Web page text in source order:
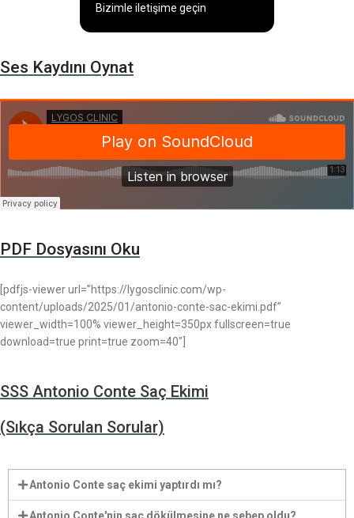
Bizimle iletişime geçin
Ses Kaydını Oynat
PDF Dosyasını Oku
[pdfjs-viewer url=”https://lygosclinic.com/wp-
content/uploads/2025/01/antonio-conte-sac-ekimi.pdf”
viewer_width=100% viewer_height=350px fullscreen=true
download=true print=true zoom=40″]
SSS Antonio Conte Saç Ekimi
(Sıkça Sorulan Sorular)
Antonio Conte saç ekimi yaptırdı mı?
Antonio Conte'nin saç dökülmesine ne sebep oldu?